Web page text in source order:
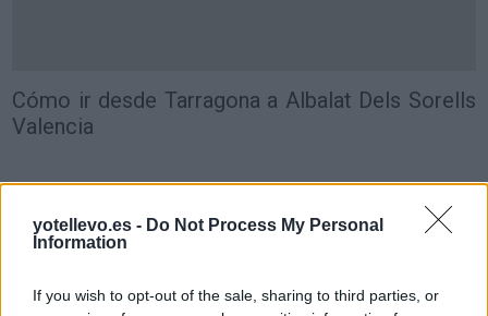
yotellevo.es - Do Not Process My Personal
Information
If you wish to opt-out of the sale, sharing to third parties, or
Cómo ir desde Tarragona a Albalat Dels Sorells
Valencia